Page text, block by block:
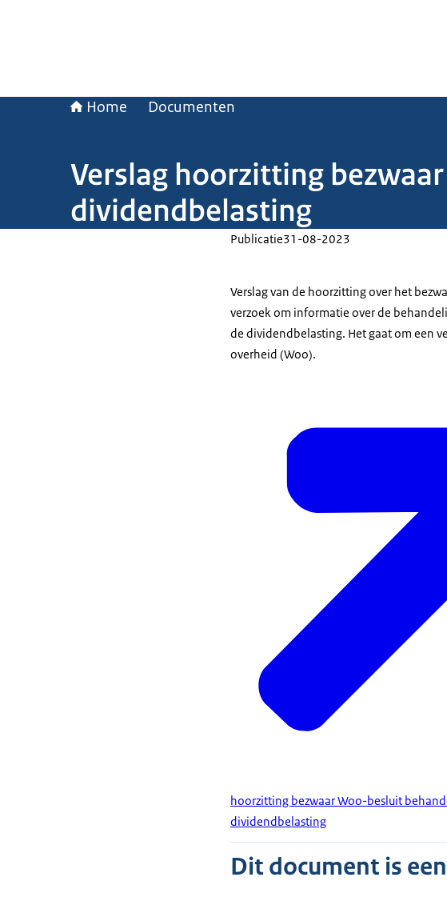
Home Documenten
Verslag hoorzitting
dividendbelasting
Publicatie31-08-2023
Verslag van de hoorzitting over het
verzoek om informatie over de
de dividendbelasting. Het gaat om een
overheid (Woo).
hoorzitting bezwaar Woo-besluit
dividendbelasting
Dit document is